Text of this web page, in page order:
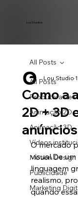
Lou Studios
All Posts
Produtora de
Animação 2D
Animação 3D
Vídeos
Motion Design
Publicidade
Marketing
All Posts
Como a
2D + 3D
Lou Studio
O mercado
visual.De
linguagem
realismo,
quando